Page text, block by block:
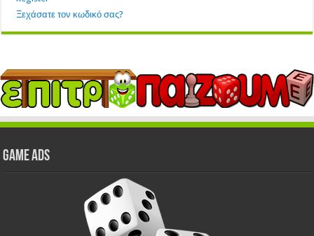
Ξεχάσατε τον κωδικό σας?
GAME ADS